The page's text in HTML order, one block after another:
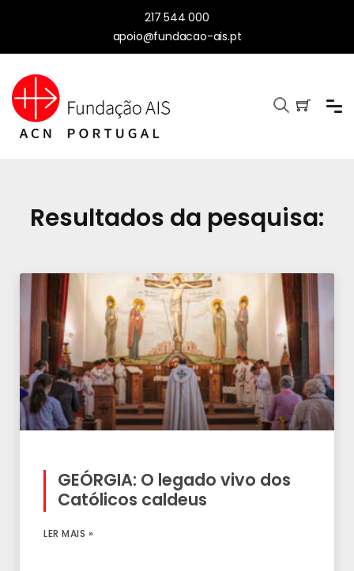
217 544 000
apoio@fundacao-ais.pt
Resultados da pesquisa:
GEÓRGIA: O legado vivo dos
Católicos caldeus
LER MAIS »